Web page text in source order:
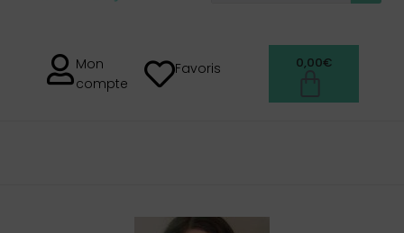
Mon
compte
Favoris 0,00€